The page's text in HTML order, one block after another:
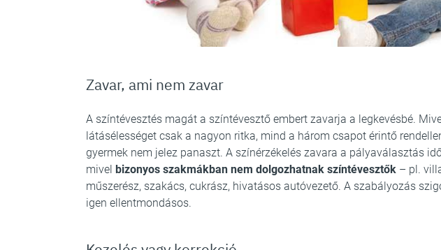
Zavar, ami nem zavar
A színtévesztés magát a színtévesztő embert zavarja a legkevésbé.
látásélességet csak a nagyon ritka, mind a három csapot érintő
gyermek nem jelez panaszt. A színérzékelés zavara a pályaválasztás
mivel bizonyos szakmákban nem dolgozhatnak színtévesztők – pl.
műszerész, szakács, cukrász, hivatásos autóvezető. A szabályozás
igen ellentmondásos.